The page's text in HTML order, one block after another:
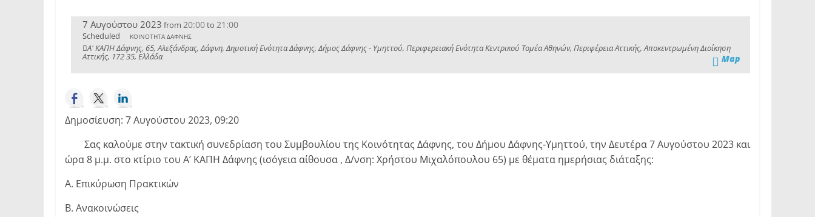
7 Αυγούστου 2023 from 20:00to 21:00
Scheduled ΚΟΙΝΟΤΗΤΑ ΔΑΦΝΗΣ
Α' ΚΑΠΗ Δάφνης, 65, Αλεξάνδρας, Δάφνη, Δημοτική Ενότητα Δάφνης, Δήμος Δάφνης - Υμηττού, Περιφερειακή Ενότητα Κεντρικού Τομέα Αθηνών, Περιφέρεια Αττικής, Αποκεντρωμένη Διοίκηση
Αττικής, 172 35, Ελλάδα Map
Δημοσίευση: 7 Αυγούστου 2023, 09:20
Σας καλούμε στην τακτική συνεδρίαση του Συμβουλίου της Κοινότητας Δάφνης, του Δήμου Δάφνης-Υμηττού, την Δευτέρα 7 Αυγούστου 2023 και
ώρα 8 μ.μ. στο κτίριο του Α’ ΚΑΠΗ Δάφνης (ισόγεια αίθουσα , Δ/νση: Χρήστου Μιχαλόπουλου 65) με θέματα ημερήσιας διάταξης:
Α. Επικύρωση Πρακτικών
Β. Ανακοινώσεις